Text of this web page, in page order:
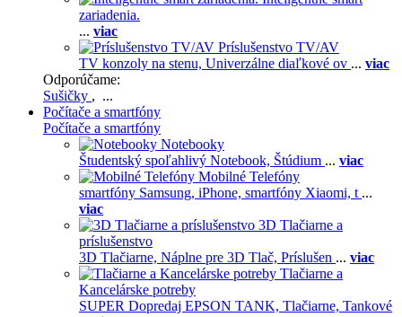
zariadenia.
... viac
Príslušenstvo TV/AV
TV konzoly na stenu, Univerzálne diaľkové ov ... viac
Odporúčame:
Sušičky , ...
Počítače a smartfóny
Počítače a smartfóny
Notebooky
Študentský spoľahlivý Notebook, Štúdium ... viac
Mobilné Telefóny
smartfóny Samsung, iPhone, smartfóny Xiaomi, t ...
viac
3D Tlačiarne a
príslušenstvo
3D Tlačiarne, Náplne pre 3D Tlač, Príslušen ... viac
Tlačiarne a
Kancelárske potreby
SUPER Dopredaj EPSON TANK, Tlačiarne, Tankové